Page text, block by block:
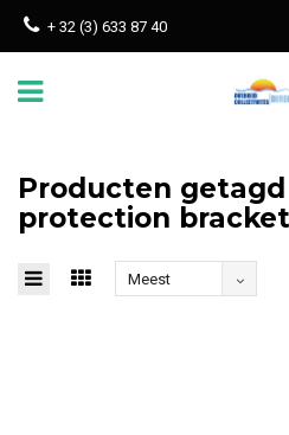
+ 32 (3) 633 87 40
Producten
protection bracket
Meest